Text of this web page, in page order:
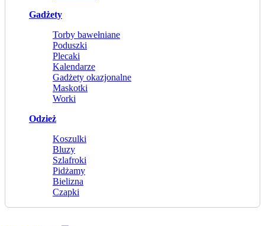
Gadżety
Torby bawełniane
Poduszki
Plecaki
Kalendarze
Gadżety okazjonalne
Maskotki
Worki
Odzież
Koszulki
Bluzy
Szlafroki
Pidżamy
Bielizna
Czapki